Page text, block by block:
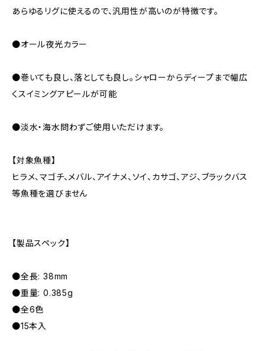
あらゆるリグに使えるので、汎用性が高いのが特徴です。
●オール夜光カラー
●巻いても良し、落としても良し。シャローからディープまで幅広
くスイミングアピールが可能
●淡水・海水問わずご使用いただけます。
【対象魚種】
ヒラメ、マゴチ、メバル、アイナメ、ソイ、カサゴ、アジ、ブラックバス
等魚種を選びません
【製品スペック】
●全長: 38mm
●重量: 0.385g
●全6色
●15本入